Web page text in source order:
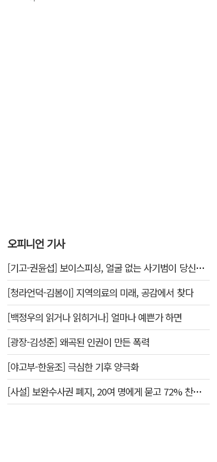
오피니언 기사
[기고-권윤섭] 보이스피싱, 얼굴 없는 사기범이 당신을 노린다
[청라언덕-김봄이] 지역의료의 미래, 공감에서 찾다
[백정우의 읽거나 읽히거나] 얼마나 예쁜가 하면
[광장-김성준] 왜곡된 인권이 만든 폭력
[야고부-한윤조] 극심한 기후 양극화
[사설] 보완수사권 폐지, 20여 명에게 묻고 72% 찬성했다고 밀어붙였다니